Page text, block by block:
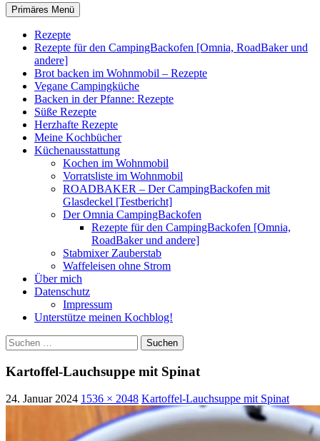
Suchen
Primäres Menü
Rezepte
Rezepte für den CampingBackofen [Omnia, RoadBaker und
andere]
Brot backen im Wohnmobil – Rezepte
Vegane Campingküche
Backen in der Pfanne: Rezepte
Süße Rezepte
Herzhafte Rezepte
Meine Kochbücher
Küchenausstattung
Kochen im Wohnmobil
Vorratsliste im Wohnmobil
ROADBAKER – Der CampingBackofen mit
Glasdeckel [Testbericht]
Der Omnia CampingBackofen
Rezepte für den CampingBackofen [Omnia,
RoadBaker und andere]
Stabmixer Zauberstab
Waffeleisen ohne Strom
Über mich
Datenschutz
Impressum
Unterstütze meinen Kochblog!
Suchen
nach:
Kartoffel-Lauchsuppe mit Spinat
24. Januar 2024 1536 × 2048 Kartoffel-Lauchsuppe mit Spinat